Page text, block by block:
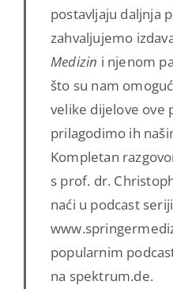
postavljaju daljnja
zahvaljujemo
Medizin i njenom
što su nam
velike dijelove ove
prilagodimo ih
Kompletan
s prof. dr.
naći u podcast
popularnim
na spektrum.de.